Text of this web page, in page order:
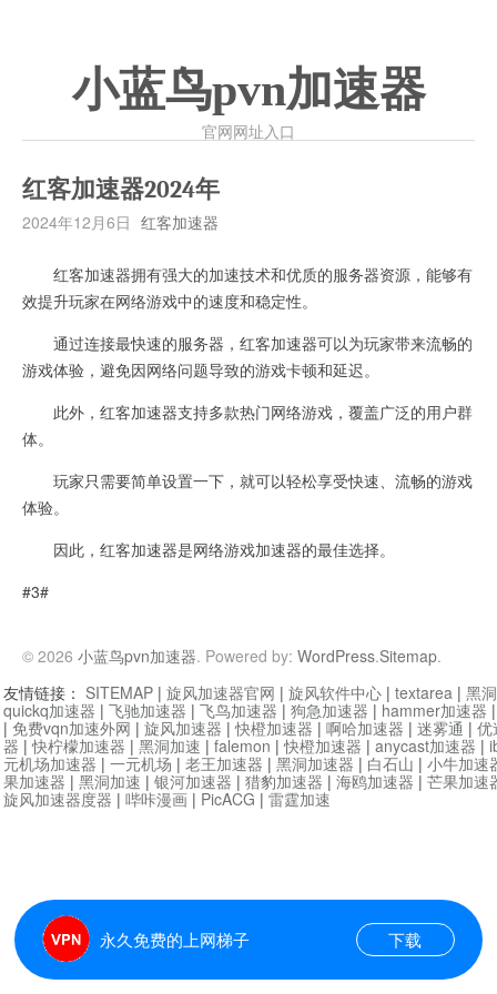
小蓝鸟pvn加速器
官网网址入口
红客加速器2024年
2024年12月6日 红客加速器
红客加速器拥有强大的加速技术和优质的服务器资源，能够有
效提升玩家在网络游戏中的速度和稳定性。
通过连接最快速的服务器，红客加速器可以为玩家带来流畅的
游戏体验，避免因网络问题导致的游戏卡顿和延迟。
此外，红客加速器支持多款热门网络游戏，覆盖广泛的用户群
体。
玩家只需要简单设置一下，就可以轻松享受快速、流畅的游戏
体验。
因此，红客加速器是网络游戏加速器的最佳选择。
#3#
© 2026 小蓝鸟pvn加速器. Powered by: WordPress.Sitemap.
永久免费的上网梯子 下载
友情链接： SITEMAP | 旋风加速器官网 | 旋风软件中心 | textarea | 黑
quickq加速器 | 飞驰加速器 | 飞鸟加速器 | 狗急加速器 | hammer加速器
| 免费vqn加速外网 | 旋风加速器 |快橙加速器 | 啊哈加速器 | 迷雾通 | 优
器 |快柠檬加速器 | 黑洞加速 | falemon |快橙加速器 | anycast加速器 |
元机场加速器 | 一元机场 | 老王加速器 | 黑洞加速器 | 白石山 | 小牛加速
果加速器 | 黑洞加速 | 银河加速器 | 猎豹加速器 | 海鸥加速器 | 芒果加速
旋风加速器度器 | 哔咔漫画 | PicACG | 雷霆加速